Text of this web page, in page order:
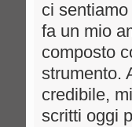
ci
fa un mio
composto
strumento.
credibile,
scritti oggi